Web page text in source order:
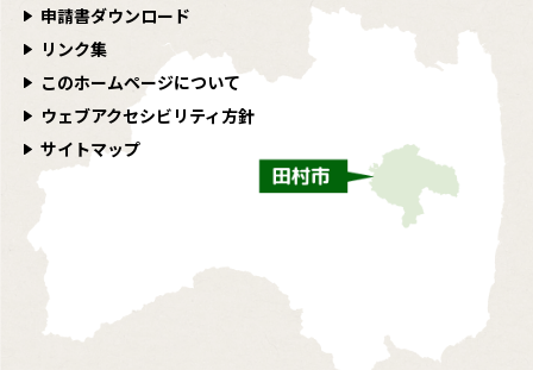
申請書ダウンロード
リンク集
このホームページについて
ウェブアクセシビリティ方針
サイトマップ